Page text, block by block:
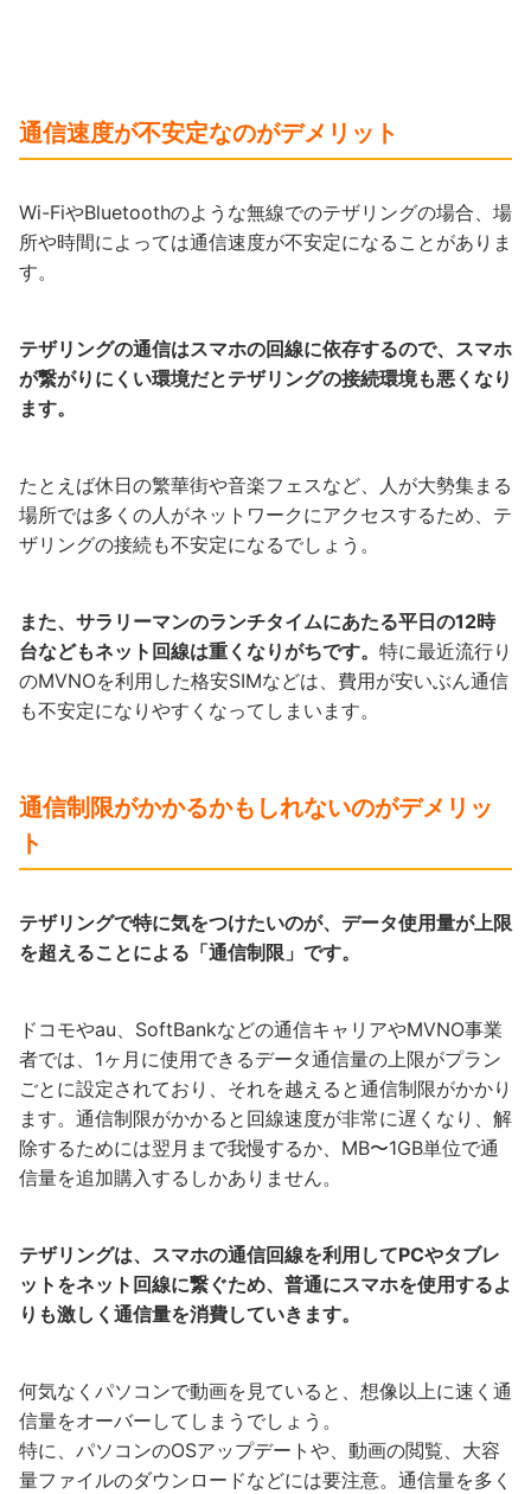
通信速度が不安定なのがデメリット
Wi-FiやBluetoothのような無線でのテザリングの場合、場
所や時間によっては通信速度が不安定になることがありま
す。
テザリングの通信はスマホの回線に依存するので、スマホ
が繋がりにくい環境だとテザリングの接続環境も悪くなり
ます。
たとえば休日の繁華街や音楽フェスなど、人が大勢集まる
場所では多くの人がネットワークにアクセスするため、テ
ザリングの接続も不安定になるでしょう。
また、サラリーマンのランチタイムにあたる平日の12時
台などもネット回線は重くなりがちです。 特に最近流行り
のMVNOを利用した格安SIMなどは、費用が安いぶん通信
も不安定になりやすくなってしまいます。
通信制限がかかるかもしれないのがデメリッ
ト
テザリングで特に気をつけたいのが、データ使用量が上限
を超えることによる「通信制限」です。
ドコモやau、SoftBankなどの通信キャリアやMVNO事業
者では、1ヶ月に使用できるデータ通信量の上限がプラン
ごとに設定されており、それを越えると通信制限がかかり
ます。通信制限がかかると回線速度が非常に遅くなり、解
除するためには翌月まで我慢するか、MB〜1GB単位で通
信量を追加購入するしかありません。
テザリングは、スマホの通信回線を利用してPCやタブレ
ットをネット回線に繋ぐため、普通にスマホを使用するよ
りも激しく通信量を消費していきます。
何気なくパソコンで動画を見ていると、想像以上に速く通
信量をオーバーしてしまうでしょう。
特に、パソコンのOSアップデートや、動画の閲覧、大容
量ファイルのダウンロードなどには要注意。通信量を多く